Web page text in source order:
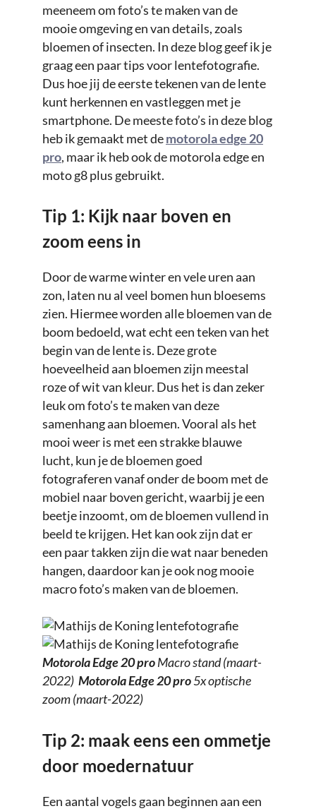
meeneem om foto’s te maken van de
mooie omgeving en van details, zoals
bloemen of insecten. In deze blog geef ik je
graag een paar tips voor lentefotografie.
Dus hoe jij de eerste tekenen van de lente
kunt herkennen en vastleggen met je
smartphone. De meeste foto’s in deze blog
heb ik gemaakt met demotorola edge 20
pro, maar ik heb ook de motorola edge en
moto g8 plus gebruikt.
Tip 1: Kijk naar boven en
zoom eens in
Door de warme winter en vele uren aan
zon, laten nu al veel bomen hun bloesems
zien. Hiermee worden alle bloemen van de
boom bedoeld, wat echt een teken van het
begin van de lente is. Deze grote
hoeveelheid aan bloemen zijn meestal
roze of wit van kleur. Dus het is dan zeker
leuk om foto’s te maken van deze
samenhang aan bloemen. Vooral als het
mooi weer is met een strakke blauwe
lucht, kun je de bloemen goed
fotograferen vanaf onder de boom met de
mobiel naar boven gericht, waarbij je een
beetje inzoomt, om de bloemen vullend in
beeld te krijgen. Het kan ook zijn dat er
een paar takken zijn die wat naar beneden
hangen, daardoor kan je ook nog mooie
macro foto’s maken van de bloemen.
Motorola Edge 20 proMacro stand (maart-
2022) Motorola Edge 20 pro5x optische
zoom (maart-2022)
Tip 2: maak eens een ommetje
door moedernatuur
Een aantal vogels gaan beginnen aan een